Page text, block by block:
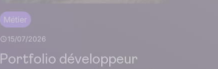
Métier
15/07/2026
Portfolio développeur